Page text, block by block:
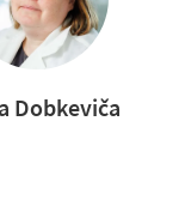
Dobkeviča